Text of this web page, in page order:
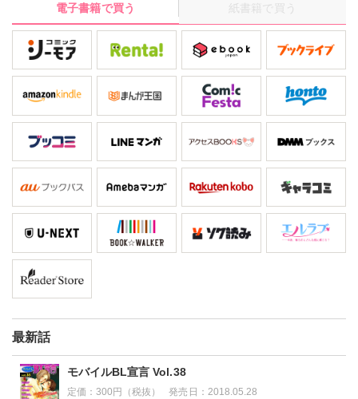
理。～男子寮。夜の過ごし方』、市花マツビ先生『ミルクがでち
ゃう～男なのにおっぱい吸われて乳搾り～』、たなせ先生『先輩
の好みにはなれない俺～カラダと恋～』。読み切りは松本蜜柑先
生『淫乱メガネと性少年 ～俺の先生がエロすぎて困る件』
電子書籍で買う 紙書籍で買う
最新話
モバイルBL宣言 Vol.38
定価：300円（税抜） 発売日： 2018.05.28